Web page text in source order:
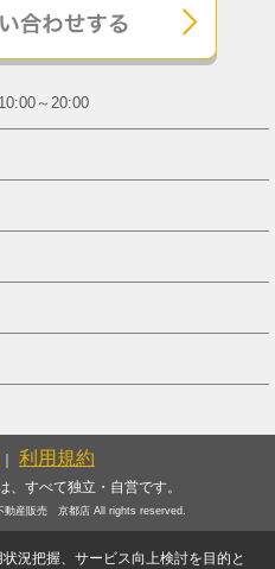
～20:00
｜ 利用規約
、すべて独立・自営です。
動産販売 京都店 All rights reserved.
況把握、サービス向上検討を目的と